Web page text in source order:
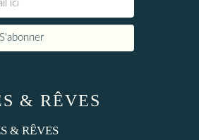
& RÊVES